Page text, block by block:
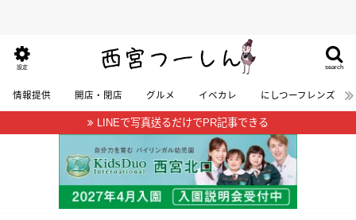
search
設定
情報提供 開店・閉店 グルメ イベカレ にしつーフレンズ
LINEで写真送るだけでPR記事できる